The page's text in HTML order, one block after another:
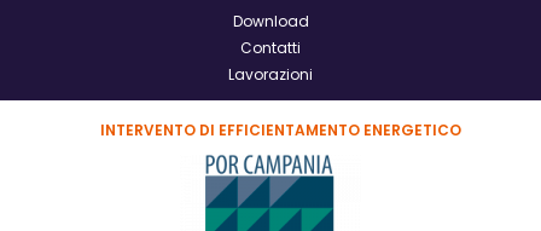
Download
Contatti
Lavorazioni
INTERVENTO DI EFFICIENTAMENTO ENERGETICO